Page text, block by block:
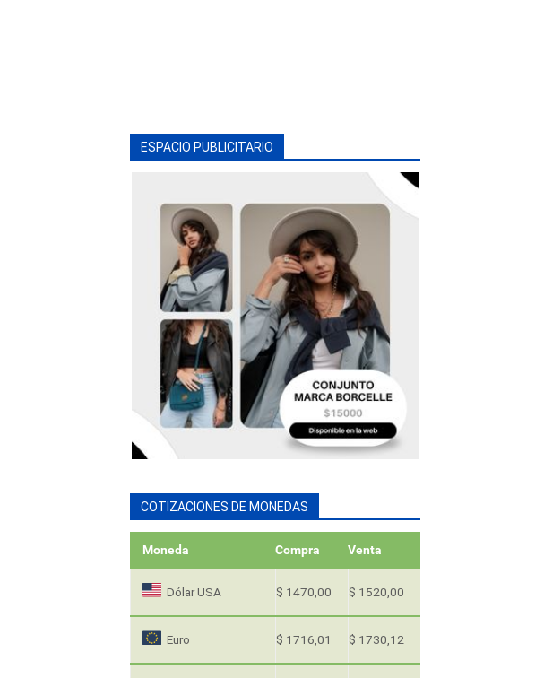
ESPACIO PUBLICITARIO
COTIZACIONES DE MONEDAS
Moneda Compra Venta
Dólar USA $ 1470,00 $ 1520,00
Euro $ 1716,01 $ 1730,12